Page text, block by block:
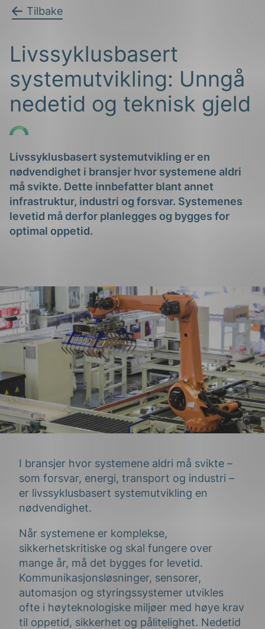
Tilbake
Livssyklusbasert
systemutvikling: Unngå
nedetid og teknisk gjeld
Livssyklusbasert systemutvikling er en
nødvendighet i bransjer hvor systemene aldri
må svikte. Dette innbefatter blant annet
infrastruktur, industri og forsvar. Systemenes
levetid må derfor planlegges og bygges for
optimal oppetid.
I bransjer hvor systemene aldri må svikte –
som forsvar, energi, transport og industri –
er livssyklusbasert systemutvikling en
nødvendighet.
Når systemene er komplekse,
sikkerhetskritiske og skal fungere over
mange år, må det bygges for levetid.
Kommunikasjonsløsninger, sensorer,
automasjon og styringssystemer utvikles
ofte i høyteknologiske miljøer med høye krav
til oppetid, sikkerhet og pålitelighet. Nedetid